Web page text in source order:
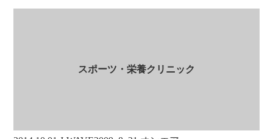
スポーツ・栄養クリニック